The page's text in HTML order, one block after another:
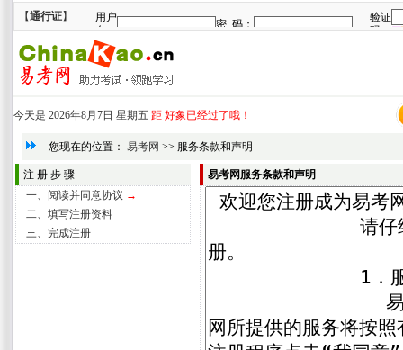
【通行证】
今天是 2026年8月7日 星期五 距 好象已经过了哦！
您现在的位置： 易考网 >> 服务条款和声明
注 册 步 骤
一、阅读并同意协议 →
二、填写注册资料
三、完成注册
易考网服务条款和声明